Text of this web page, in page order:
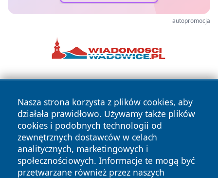
autopromocja
Nasza strona korzysta z plików cookies, aby
działała prawidłowo. Używamy także plików
cookies i podobnych technologii od
zewnętrznych dostawców w celach
analitycznych, marketingowych i
społecznościowych. Informacje te mogą być
przetwarzane również przez naszych
Copyright © 2026 swidnicanews.pl Wszystkie prawa
zastrzeżone.